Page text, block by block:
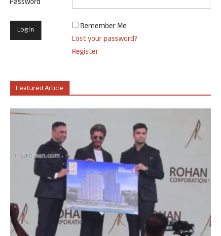
Password
Remember Me
Lost your password?
Register
Featured Article